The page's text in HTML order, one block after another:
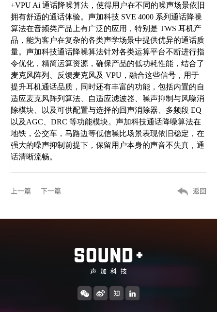
+VPU Ai 通话降噪算法，使得用户在不同的噪声场景依旧
拥有舒适的通话体验。声加科技 SVE 4000 系列通话降噪
算法在音频类产品上有广泛的应用，特别是 TWS 耳机产
品，能为客户在复杂的各类声学场景中提供优异的通话质
量。声加科技通话降噪算法针对各类运算平台不断进行指
令优化，精简运算资源，确保产品的低功耗性能，结合了
麦克风阵列、反馈麦克风及 VPU，融合这些信号，用于
提升耳机通话品质，同时还有丰富的功能，包括内置的自
适应麦克风阵列算法、自适应滤波器、噪声抑制与风噪消
除模块、以及可供配置与选择的回声消除器、多频段 EQ
以及 AGC、DRC 等功能模块。声加科技通话降噪算法在
地铁，公交车，马路边等低信噪比场景表现依旧稳定，在
强大的噪声抑制前提下，保留用户本身的声音不失真，通
话清晰流畅。
上一篇 下一篇 返回